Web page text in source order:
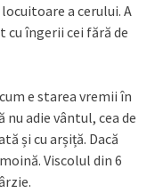
a cerului. A
cu îngerii cei fără de
e starea vremii în
nu adie vântul, cea de
și cu arșiță. Dacă
Viscolul din 6